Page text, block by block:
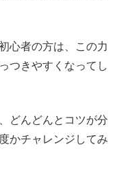
心者の方は、この力
つきやすくなってし
どんどんとコツが分
かチャレンジしてみ